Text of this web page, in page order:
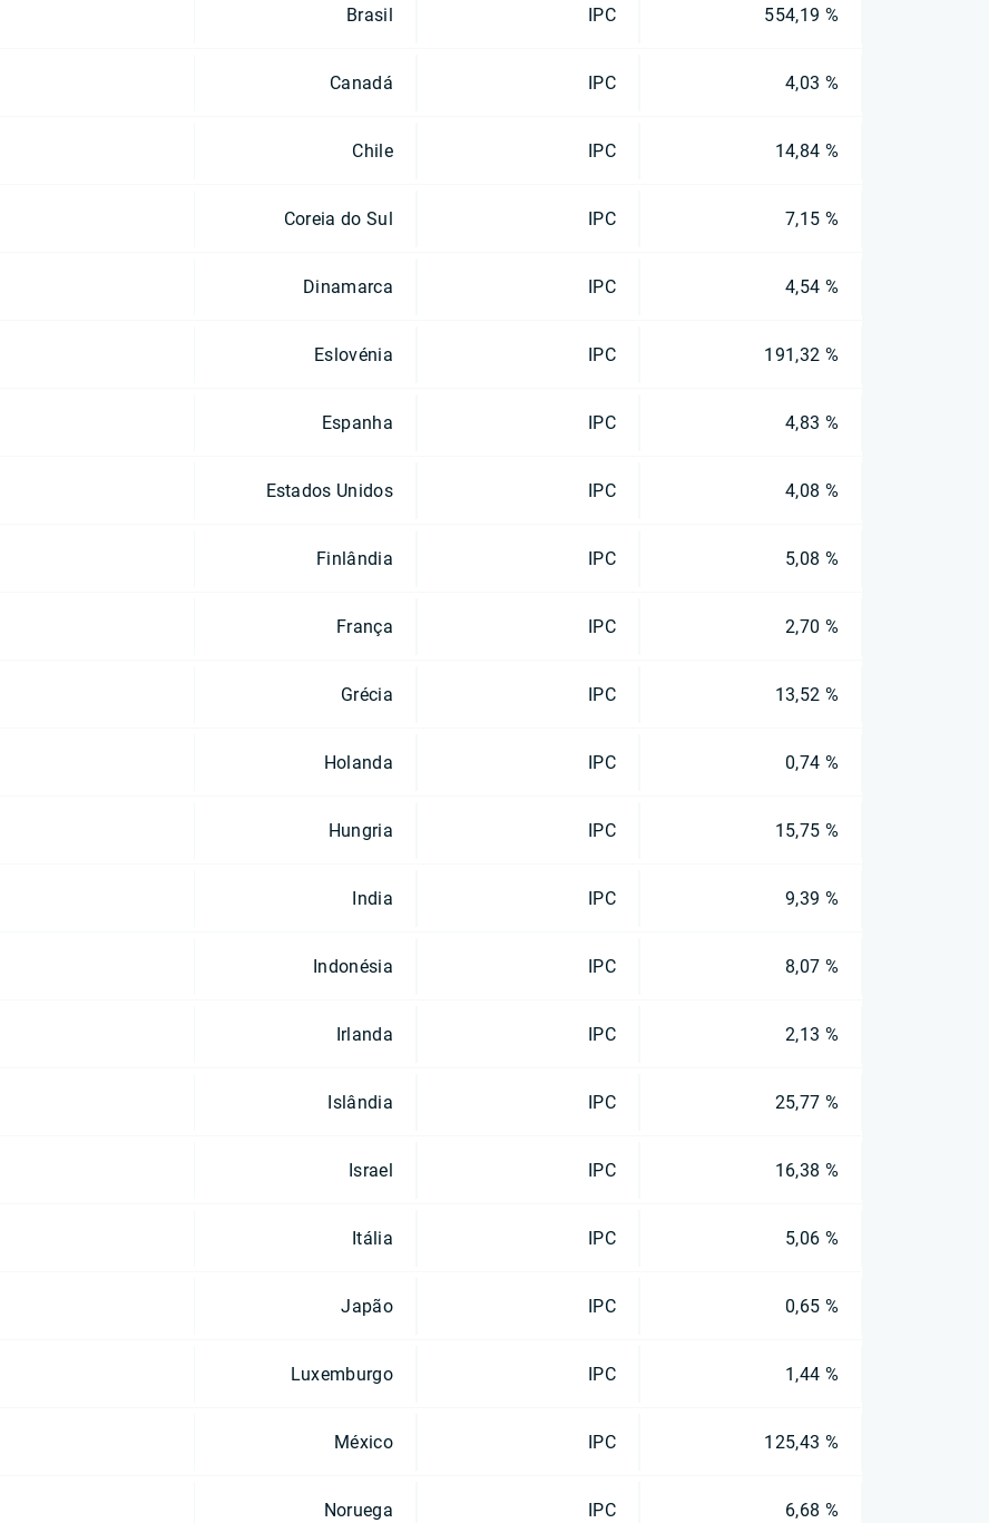
Brasil IPC 554,19 %
Canadá IPC 4,03 %
Chile IPC 14,84 %
Coreia do Sul IPC 7,15 %
Dinamarca IPC 4,54 %
Eslovénia IPC 191,32 %
Espanha IPC 4,83 %
Estados Unidos IPC 4,08 %
Finlândia IPC 5,08 %
França IPC 2,70 %
Grécia IPC 13,52 %
Holanda IPC 0,74 %
Hungria IPC 15,75 %
India IPC 9,39 %
Indonésia IPC 8,07 %
Irlanda IPC 2,13 %
Islândia IPC 25,77 %
Israel IPC 16,38 %
Itália IPC 5,06 %
Japão IPC 0,65 %
Luxemburgo IPC 1,44 %
México IPC 125,43 %
Noruega IPC 6,68 %